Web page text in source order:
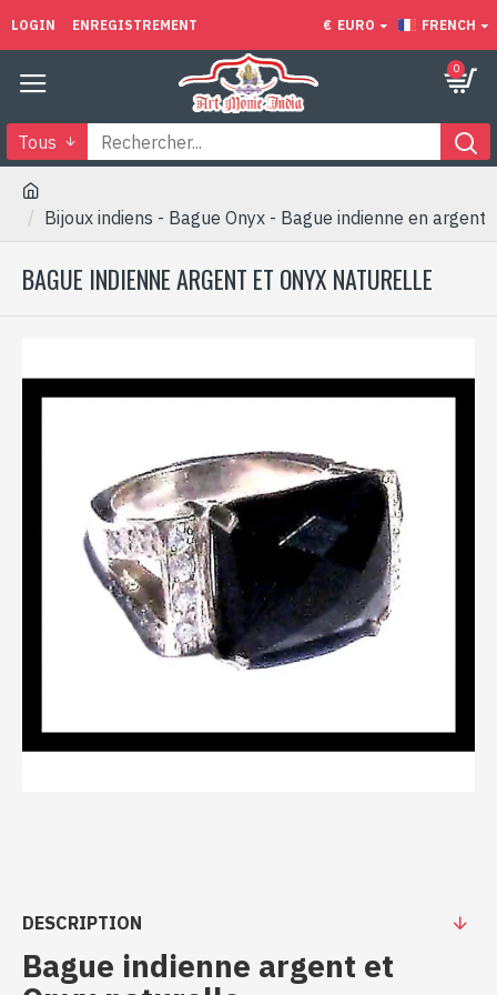
LOGIN ENREGISTREMENT € EURO FRENCH
0
Tous
Bijoux indiens - Bague Onyx - Bague indienne en argent
BAGUE INDIENNE ARGENT ET ONYX NATURELLE
DESCRIPTION
Bague indienne argent et